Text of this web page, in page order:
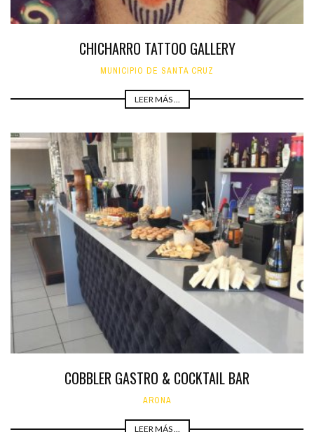
CHICHARRO TATTOO GALLERY
MUNICIPIO DE SANTA CRUZ
LEER MÁS ...
COBBLER GASTRO & COCKTAIL BAR
ARONA
LEER MÁS ...